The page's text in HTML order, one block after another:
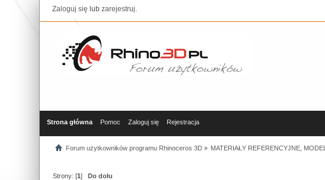
Zaloguj się lubzarejestruj.
Strona główna Pomoc Zaloguj się Rejestracja
Forum użytkowników programu Rhinoceros 3D» MATERIAŁY REFERENCYJNE,
Strony: [1]Do dołu